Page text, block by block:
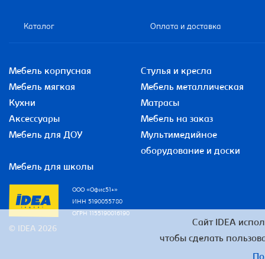
Каталог Оплата и доставка
Мебель корпусная
Стулья и кресла
Мебель мягкая
Мебель металлическая
Кухни
Матрасы
Аксессуары
Мебель на заказ
Мебель для ДОУ
Мультимедийное
оборудование и доски
Мебель для школы
© IDEA 2026
ООО «Офис51+»
ИНН 5190055780
ОГРН 1155190016190
Сайт IDEA
чтобы сделать